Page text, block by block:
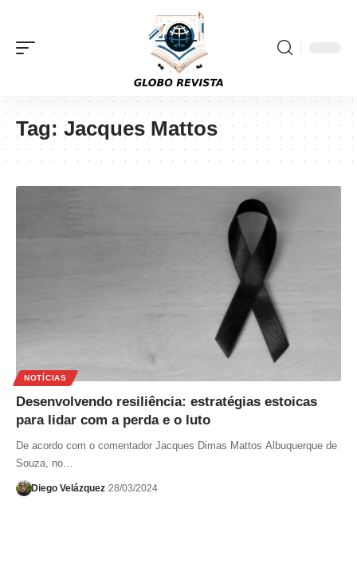
Tag: Jacques Mattos
NOTÍCIAS
Desenvolvendo resiliência: estratégias estoicas
para lidar com a perda e o luto
De acordo com o comentador Jacques Dimas Mattos Albuquerque de
Souza, no…
Diego Velázquez 28/03/2024